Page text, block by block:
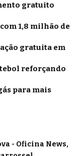
gratuito
1,8 milhão de
gratuita em
reforçando
para mais
- Oficina News